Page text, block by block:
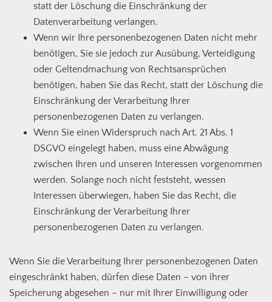
statt der Löschung die Einschränkung der
Datenverarbeitung verlangen.
Wenn wir Ihre personenbezogenen Daten nicht mehr
benötigen, Sie sie jedoch zur Ausübung, Verteidigung
oder Geltendmachung von Rechtsansprüchen
benötigen, haben Sie das Recht, statt der Löschung die
Einschränkung der Verarbeitung Ihrer
personenbezogenen Daten zu verlangen.
Wenn Sie einen Widerspruch nach Art. 21 Abs. 1
DSGVO eingelegt haben, muss eine Abwägung
zwischen Ihren und unseren Interessen vorgenommen
werden. Solange noch nicht feststeht, wessen
Interessen überwiegen, haben Sie das Recht, die
Einschränkung der Verarbeitung Ihrer
personenbezogenen Daten zu verlangen.
Wenn Sie die Verarbeitung Ihrer personenbezogenen Daten
eingeschränkt haben, dürfen diese Daten – von ihrer
Speicherung abgesehen – nur mit Ihrer Einwilligung oder